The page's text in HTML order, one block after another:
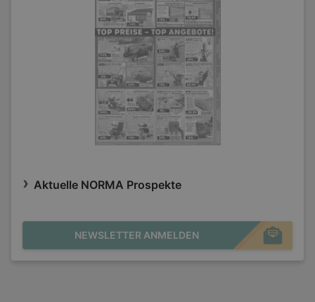
Aktuelle NORMA Prospekte
NEWSLETTER ANMELDEN